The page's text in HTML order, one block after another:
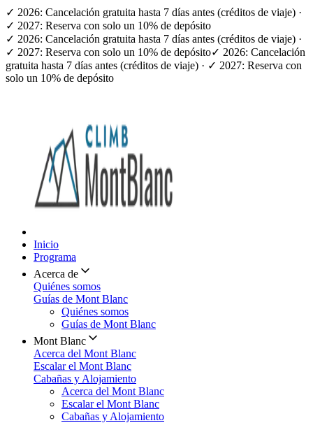
✓ 2026: Cancelación gratuita hasta 7 días antes (créditos de viaje) ·
✓ 2027: Reserva con solo un 10% de depósito
✓ 2026: Cancelación gratuita hasta 7 días antes (créditos de viaje) ·
✓ 2027: Reserva con solo un 10% de depósito✓ 2026: Cancelación
gratuita hasta 7 días antes (créditos de viaje) · ✓ 2027: Reserva con
solo un 10% de depósito
Inicio
Programa
Acerca de
Quiénes somos
Guías de Mont Blanc
Quiénes somos
Guías de Mont Blanc
Mont Blanc
Acerca del Mont Blanc
Escalar el Mont Blanc
Cabañas y Alojamiento
Acerca del Mont Blanc
Escalar el Mont Blanc
Cabañas y Alojamiento